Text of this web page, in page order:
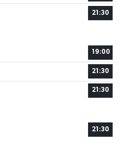
21:30
19:00
21:30
21:30
21:30